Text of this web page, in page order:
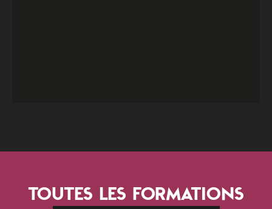
TOUTES LES FORMATIONS